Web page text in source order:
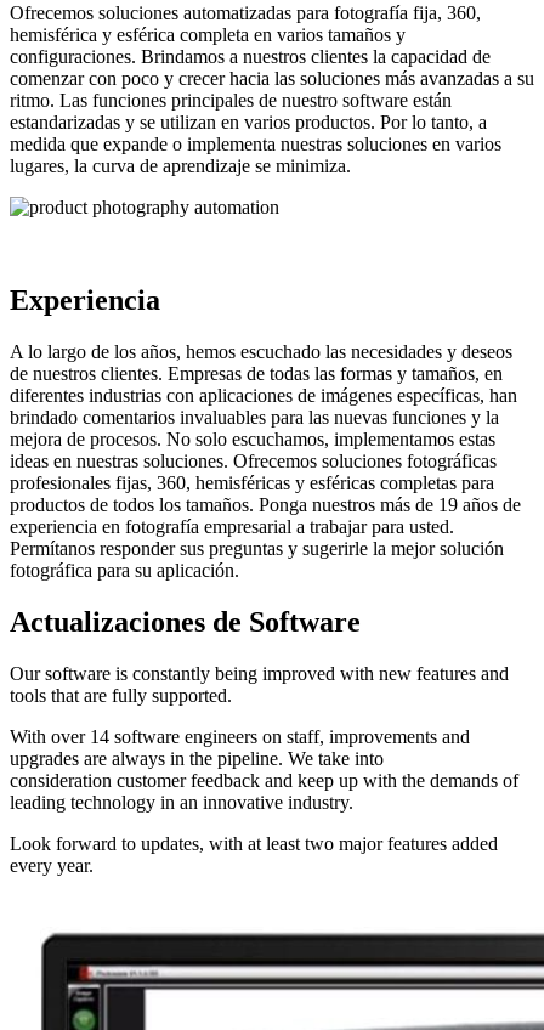
Ofrecemos soluciones automatizadas para fotografía fija, 360,
hemisférica y esférica completa en varios tamaños y
configuraciones. Brindamos a nuestros clientes la capacidad de
comenzar con poco y crecer hacia las soluciones más avanzadas a su
ritmo. Las funciones principales de nuestro software están
estandarizadas y se utilizan en varios productos. Por lo tanto, a
medida que expande o implementa nuestras soluciones en varios
lugares, la curva de aprendizaje se minimiza.
Experiencia
A lo largo de los años, hemos escuchado las necesidades y deseos
de nuestros clientes. Empresas de todas las formas y tamaños, en
diferentes industrias con aplicaciones de imágenes específicas, han
brindado comentarios invaluables para las nuevas funciones y la
mejora de procesos. No solo escuchamos, implementamos estas
ideas en nuestras soluciones. Ofrecemos soluciones fotográficas
profesionales fijas, 360, hemisféricas y esféricas completas para
productos de todos los tamaños. Ponga nuestros más de 19 años de
experiencia en fotografía empresarial a trabajar para usted.
Permítanos responder sus preguntas y sugerirle la mejor solución
fotográfica para su aplicación.
Actualizaciones de Software
Our software is constantly being improved with new features and
tools that are fully supported.
With over 14 software engineers on staff, improvements and
upgrades are always in the pipeline. We take into
consideration customer feedback and keep up with the demands of
leading technology in an innovative industry.
Look forward to updates, with at least two major features added
every year.